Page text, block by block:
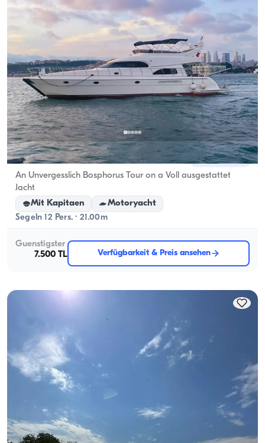
Eminönü, İstanbul Neues Boot
An Unvergesslich Bosphorus Tour on a Voll ausgestattet
Jacht
Mit Kapitaen
Motoryacht
Segeln 12 Pers. · 21.00m
Guenstigster
7.500 TL
Verfügbarkeit & Preis ansehen